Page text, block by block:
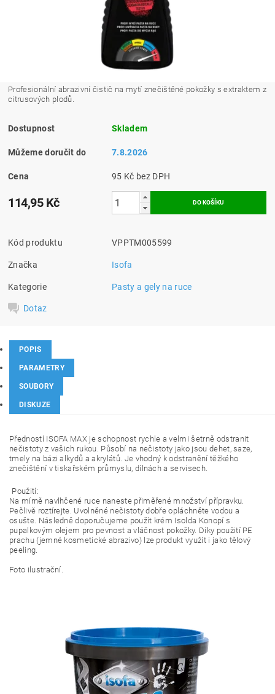
​Profesionální abrazivní čistič na mytí znečištěné pokožky s extraktem z
citrusových plodů.
Dostupnost Skladem
Můžeme doručit do 7.8.2026
Cena 95 Kč bez DPH
114,95 Kč
Kód produktu VPPTM005599
Značka Isofa
Kategorie Pasty a gely na ruce
Dotaz
POPIS
PARAMETRY
SOUBORY
DISKUZE
Předností ISOFA MAX je schopnost rychle a velmi šetrně odstranit
nečistoty z vašich rukou. Působí na nečistoty jako jsou dehet, saze,
tmely na bázi alkydů a akrylátů. Je vhodný k odstranění těžkého
znečištění v tiskařském průmyslu, dílnách a servisech.
Použití:
Na mírně navlhčené ruce naneste přiměřené množství přípravku.
Pečlivě roztírejte. Uvolněné nečistoty dobře opláchněte vodou a
osušte. Následně doporučujeme použít krém Isolda Konopí s
pupalkovým olejem pro pevnost a vláčnost pokožky. Díky použití PE
prachu (jemné kosmetické abrazivo) lze produkt využít i jako tělový
peeling.
Foto ilustrační.